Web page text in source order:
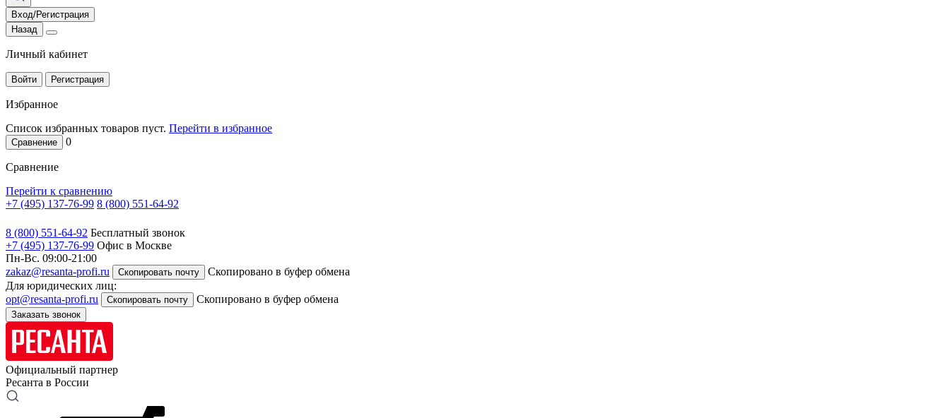
Вход/Регистрация
Назад
Личный кабинет
Войти Регистрация
Избранное
Список избранных товаров пуст. Перейти в избранное
Сравнение 0
Сравнение
Перейти к сравнению
+7 (495) 137-76-99 8 (800) 551-64-92
8 (800) 551-64-92 Бесплатный звонок
+7 (495) 137-76-99 Офис в Москве
Пн-Вс. 09:00-21:00
zakaz@resanta-profi.ru
Скопировать почту
Скопировано в буфер обмена
Для юридических лиц:
opt@resanta-profi.ru
Скопировать почту Скопировано в буфер обмена
Заказать звонок
Официальный партнер
Ресанта в России